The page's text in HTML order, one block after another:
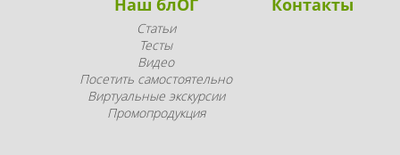
Статьи
Тесты
Видео
Посетить самостоятельно
Виртуальные экскурсии
Промопродукция